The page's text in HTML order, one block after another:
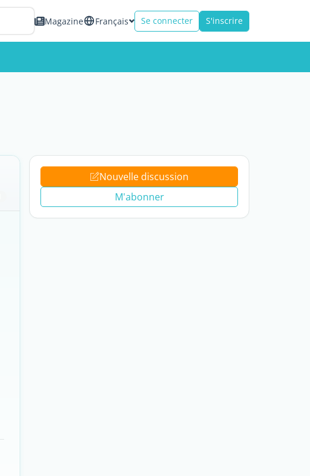
Magazine Français Se connecter S'inscrire
Nouvelle discussion
M'abonner